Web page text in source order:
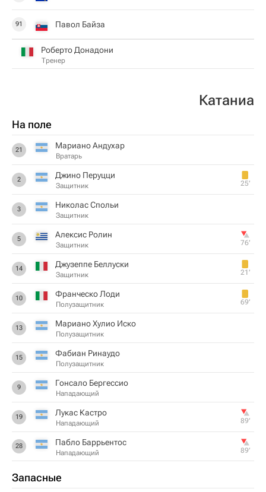
91 Павол Байза
Роберто Донадони
Тренер
Катаниа
На поле
21 Мариано Андухар
Вратарь
2 Джино Перуцци
Защитник 25‎’‎
3 Николас Спольи
Защитник
5 Алексис Ролин
Защитник 76‎’‎
14 Джузеппе Беллуски
Защитник 21‎’‎
10 Франческо Лоди
Полузащитник 69‎’‎
13 Мариано Хулио Иско
Полузащитник
15 Фабиан Ринаудо
Полузащитник
9 Гонсало Бергессио
Нападающий
19 Лукас Кастро
Нападающий 89‎’‎
28 Пабло Баррьентос
Нападающий 89‎’‎
Запасные